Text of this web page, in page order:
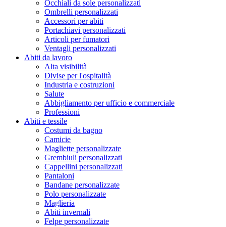
Occhiali da sole personalizzati
Ombrelli personalizzati
Accessori per abiti
Portachiavi personalizzati
Articoli per fumatori
Ventagli personalizzati
Abiti da lavoro
Alta visibilità
Divise per l'ospitalità
Industria e costruzioni
Salute
Abbigliamento per ufficio e commerciale
Professioni
Abiti e tessile
Costumi da bagno
Camicie
Magliette personalizzate
Grembiuli personalizzati
Cappellini personalizzati
Pantaloni
Bandane personalizzate
Polo personalizzate
Maglieria
Abiti invernali
Felpe personalizzate